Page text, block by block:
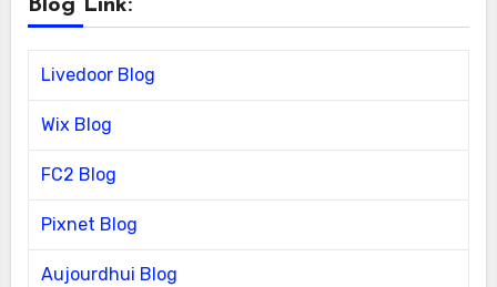
Blog Link:
Livedoor Blog
Wix Blog
FC2 Blog
Pixnet Blog
Aujourdhui Blog